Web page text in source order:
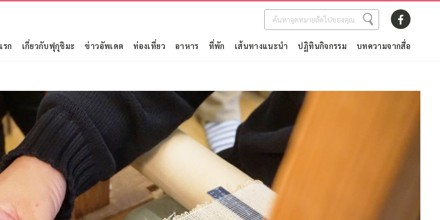
ก เกี่ยวกับฟุกุชิมะ ข่าวอัพเดต ท่องเที่ยว อาหาร ที่พัก เส้นทางแนะนำ ปฏิทินกิจกรรม บทความจากสื่อ